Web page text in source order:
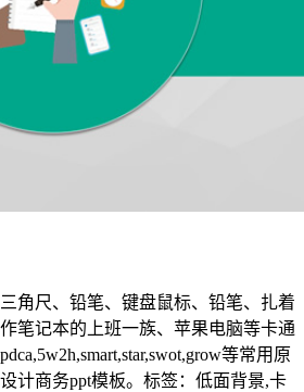
角尺、铅笔、键盘鼠标、铅笔、扎着
笔记本的上班一族、苹果电脑等卡通
等常用原
计商务ppt模板。标签：低面背景,卡